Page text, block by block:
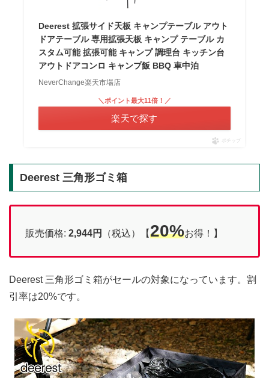
Deerest 拡張サイド天板 キャンプテーブル アウト
ドアテーブル 専用拡張天板 キャンプ テーブル カ
スタム可能 拡張可能 キャンプ 調理台 キッチン台
アウトドアコンロ キャンプ飯 BBQ 車中泊
NeverChange楽天市場店
＼ポイント最大11倍！／
楽天で探す
ポチップ
Deerest 三角形ゴミ箱
販売価格: 2,944円 （税込）【20%お得！】
Deerest 三角形ゴミ箱がセールの対象になっています。割
引率は20%です。